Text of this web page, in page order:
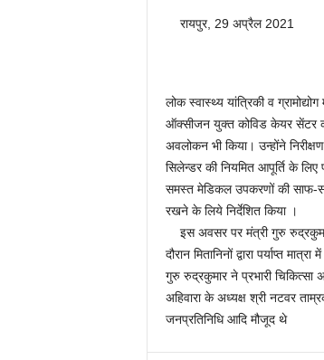
रायपुर, 29 अप्रैल 2021
लोक स्वास्थ्य यांत्रिकी व
ऑक्सीजन युक्त कोविड केयर सेंटर का
अवलोकन भी किया। उन्होंने
सिलेन्डर की नियमित आपूर्ति के
समस्त मेडिकल उपकरणों की साफ-
रखने के लिये निर्देशित किया ।
इस अवसर पर मंत्री गुरु
दौरान मितानिनों द्वारा पर्याप्त
गुरु रुद्रकुमार ने प्रभारी
अहिवारा के अध्यक्ष श्री नटवर
जनप्रतिनिधि आदि मौजूद थे